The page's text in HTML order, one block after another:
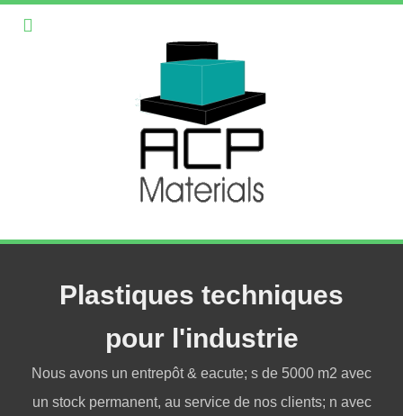
Plastiques techniques
pour l'industrie
Nous avons un entrepôt & eacute; s de 5000 m2 avec
un stock permanent, au service de nos clients; n avec